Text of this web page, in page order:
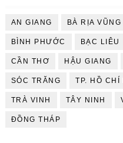
AN GIANG BÀ RỊA VŨNG
BÌNH PHƯỚC BẠC LIÊU
CẦN THƠ HẬU GIANG
SÓC TRĂNG TP. HỒ CHÍ
TRÀ VINH TÂY NINH
ĐỒNG THÁP